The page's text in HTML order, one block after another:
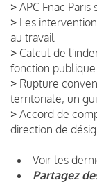
> APC Fnac
> Les
au travail
> Calcul de
fonction publique
> Rupture
territoriale, un
> Accord de
direction de
Voir les
Partagez